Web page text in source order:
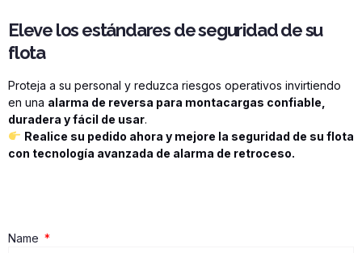
Eleve los estándares de seguridad de su
flota
Proteja a su personal y reduzca riesgos operativos invirtiendo
en una alarma de reversa para montacargas confiable,
duradera y fácil de usar.
Realice su pedido ahora y mejore la seguridad de su flota
con tecnología avanzada de alarma de retroceso.
Name